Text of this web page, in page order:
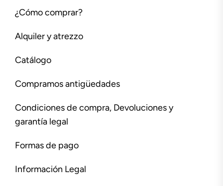
¿Cómo comprar?
Alquiler y atrezzo
Catálogo
Compramos antigüedades
Condiciones de compra, Devoluciones y
garantía legal
Formas de pago
Información Legal